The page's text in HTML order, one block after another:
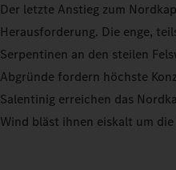
Der letzte Anstieg zum
Herausforderung. Die enge,
Serpentinen an den steilen
Abgründe fordern höchste
Salentinig erreichen das
Wind bläst ihnen eiskalt um